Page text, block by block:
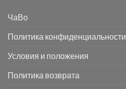
ЧаВо
Политика конфиденциальности
Условия и положения
Политика возврата